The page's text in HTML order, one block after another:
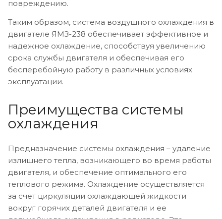
повреждению.
Таким образом, система воздушного охлаждения в
двигателе ЯМЗ-238 обеспечивает эффективное и
надежное охлаждение, способствуя увеличению
срока службы двигателя и обеспечивая его
бесперебойную работу в различных условиях
эксплуатации.
Преимущества системы
охлаждения
Предназначение системы охлаждения – удаление
излишнего тепла, возникающего во время работы
двигателя, и обеспечение оптимального его
теплового режима. Охлаждение осуществляется
за счет циркуляции охлаждающей жидкости
вокруг горячих деталей двигателя и ее